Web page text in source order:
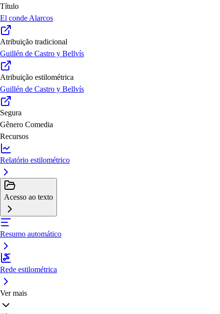
Título
El conde Alarcos
Atribuição tradicional
Guillén de Castro y Bellvís
Atribuição estilométrica
Guillén de Castro y Bellvís
Segura
Gênero Comedia
Recursos
Relatório estilométrico
Acesso ao texto
Resumo automático
Rede estilométrica
Ver mais